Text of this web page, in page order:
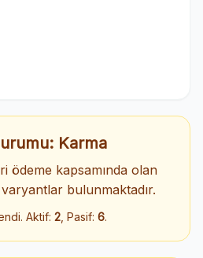
Karma
ödeme kapsamında olan
varyantlar bulunmaktadır.
Aktif: 2 , Pasif: 6.